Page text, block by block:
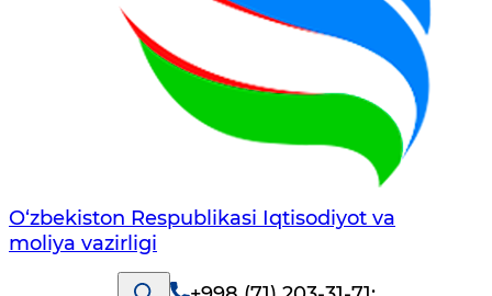
O‘zbekiston Respublikasi Iqtisodiyot va
moliya vazirligi